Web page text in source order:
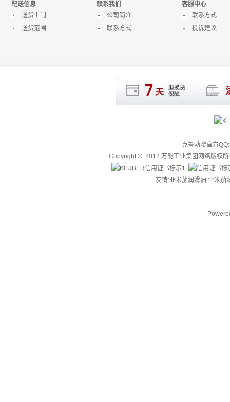
配送信息
送货上门
送货范围
联系我们
公司简介
联系方式
客服中心
联系方式
投诉建议
克鲁勃蜜官方
Copyright© 2012 万能工业集团网络版权
友情:亚米茄润滑油| 亚米茄